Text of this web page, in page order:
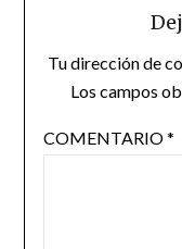
Tu dirección de
Los campos
COMENTARIO*